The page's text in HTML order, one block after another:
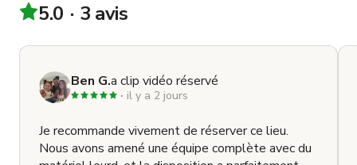
5.0 3 avis
Ben G.a clip vidéo réservé
il y a 2 jours
Je recommande vivement de réserver ce lieu.
Nous avons amené une équipe complète avec du